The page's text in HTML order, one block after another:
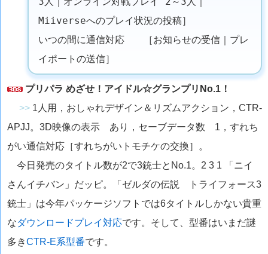
Miiverseへのプレイ状況の投稿］
いつの間に通信対応 ［お知らせの受信｜プレ
イポートの送信］
プリパラ めざせ！アイドル☆グランプリNo.1！
>> 1人用，おしゃれデザイン＆リズムアクション，CTR-
APJJ。3D映像の表示 あり，セーブデータ数 1，すれち
がい通信対応［すれちがいトモチケの交換］。
今日発売のタイトル数が2で3銃士とNo.1。2 3 1 「ニイ
さんイチバン」だッピ。「ゼルダの伝説 トライフォース3
銃士」は今年パッケージソフトでは6タイトルしかない貴重
なダウンロードプレイ対応です。そして、型番はいまだ謎
多きCTR-E系型番です。